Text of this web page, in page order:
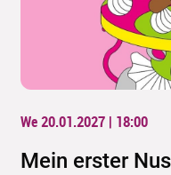
We 20.01.2027 | 18:00
Mein erster